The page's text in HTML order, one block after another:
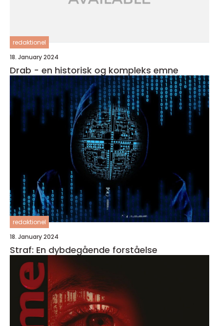
redaktionel
18. January 2024
Drab - en historisk og kompleks emne
redaktionel
18. January 2024
Straf: En dybdegående forståelse